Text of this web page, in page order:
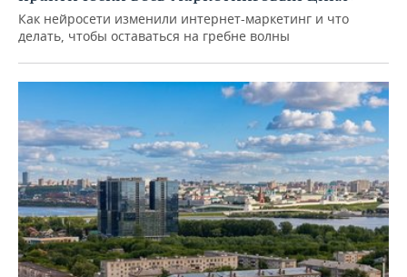
Как нейросети изменили интернет-маркетинг и что
делать, чтобы оставаться на гребне волны